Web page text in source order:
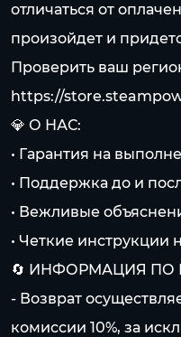
отличаться от
произойдет и
Проверить ваш
https://
💎 О НАС:
• Гарантия на
• Поддержка до и
• Вежливые
• Четкие инструкции
🔄 ИНФОРМАЦИЯ ПО
- Возврат
комиссии 10%, за